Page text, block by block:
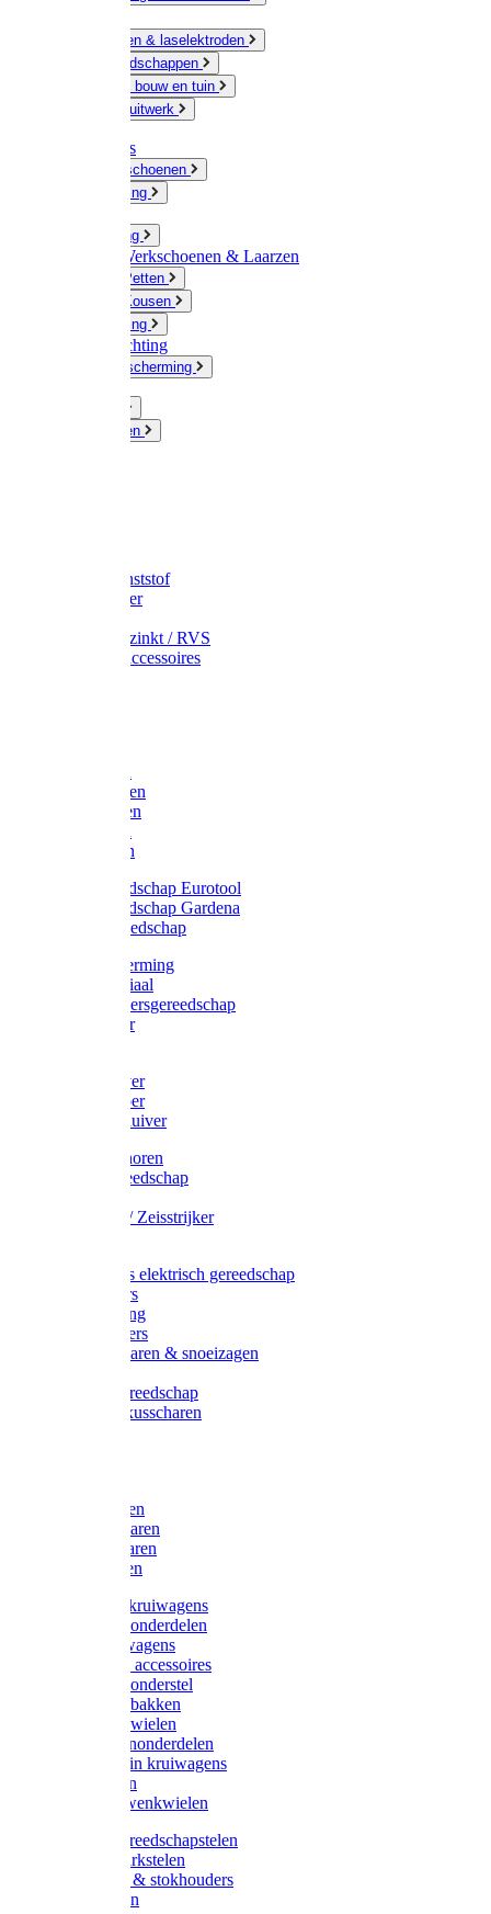
Slijpschijven & laselektroden
Handgereedschappen
IJzerwaren bouw en tuin
Hang en sluitwerk
Disposables
Werkhandschoenen
Regenkleding
Werkkleding
Wandel-/ Werkschoenen & Laarzen
Hoeden / Petten
Sokken / Kousen
Winterkleding
Winkelinrichting
Gelaatsbescherming
Knaagdieren
Emmer kunststof
Schepemmer
Emmer verzinkt / RVS
Regenton accessoires
Gazonharken
Asfaltharken
Hooiharken
Handgereedschap Eurotool
Handgereedschap Gardena
Kindergereedschap
Kniebescherming
Afzetmateriaal
Stratenmakersgereedschap
Straathamer
Mestschuiver
Mestschraper
Sneeuwschuiver
Zeis toebehoren
Baggergereedschap
Wetstenen / Zeisstrijker
Accessoires elektrisch gereedschap
Grasmaaiers
Tuinreiniging
Robotmaaiers
Heggenscharen & snoeizagen
Klussen gereedschap
Gras & buxusscharen
Snoeischaren
Heggenscharen
Takkenscharen
Snoeimessen
Landbouwkruiwagens
Kruiwagenonderdelen
Bouwkruiwagens
Kruiwagen accessoires
Kruiwagenonderstel
Kruiwagenbakken
Kruiwagenwielen
Steekwagenonderdelen
Huis en Tuin kruiwagens
Steekwagen
Bok- en Zwenkwielen
Overige gereedschapstelen
Bezem-/Harkstelen
Handvaten & stokhouders
Hamerstelen